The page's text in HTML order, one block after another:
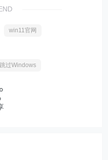
win11官网
过Windows